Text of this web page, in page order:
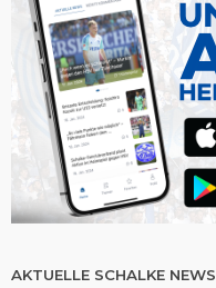
AKTUELLE SCHALKE NEWS